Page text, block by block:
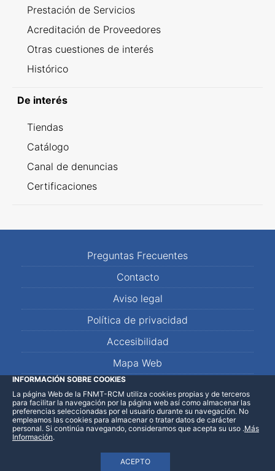
Prestación de Servicios
Acreditación de Proveedores
Otras cuestiones de interés
Histórico
De interés
Tiendas
Catálogo
Canal de denuncias
Certificaciones
Preguntas Frecuentes
Contacto
Aviso legal
Política de privacidad
Accesibilidad
Mapa Web
LinkedInFacebookWhatsApp
INFORMACIÓN SOBRE COOKIES
La página Web de la FNMT-RCM utiliza cookies propias y de terceros
para facilitar la navegación por la página web así como almacenar las
preferencias seleccionadas por el usuario durante su navegación. No
empleamos las cookies para almacenar o tratar datos de carácter
personal. Si continúa navegando, consideramos que acepta su uso
ACEPTO
.Más
Información.